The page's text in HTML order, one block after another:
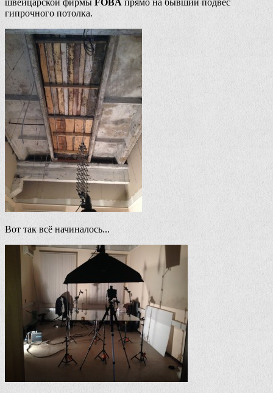
гипрочного потолка.
Вот так всё начиналось...